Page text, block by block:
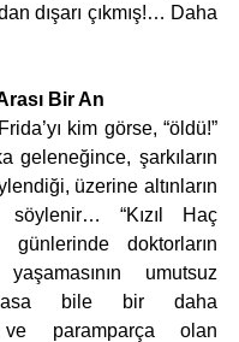
dışarı çıkmış!… Daha
Bir An
kim görse, “öldü!”
geleneğince, şarkıların
üzerine altınların
“Kızıl Haç
günlerinde doktorların
umutsuz
bile bir daha
ve paramparça olan